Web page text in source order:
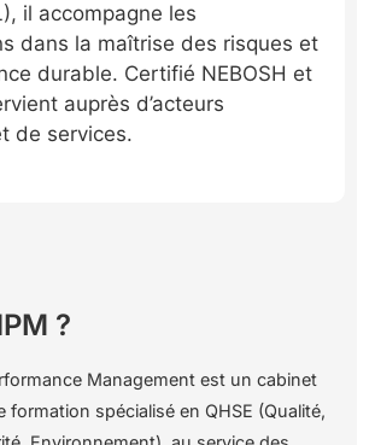
il accompagne les
dans la maîtrise des risques et
durable. Certifié NEBOSH et
auprès d’acteurs
de services.
?
Management est un cabinet
formation spécialisé en QHSE (Qualité,